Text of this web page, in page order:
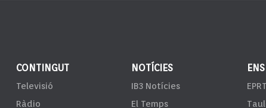
CONTINGUT
Televisió
Ràdio
NOTÍCIES
IB3 Notícies
El Temps